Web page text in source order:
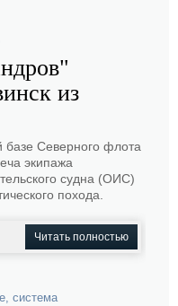
из
базе Северного флота
экипажа
судна (ОИС)
похода.
Читать полностью
, система